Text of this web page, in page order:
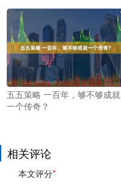
五五策略 一百年，够不够成就
一个传奇？
相关评论
本文评分*